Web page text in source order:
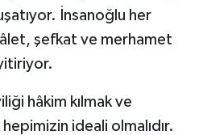
İnsanoğlu her
şefkat ve merhamet
hâkim kılmak ve
ideali olmalıdır.